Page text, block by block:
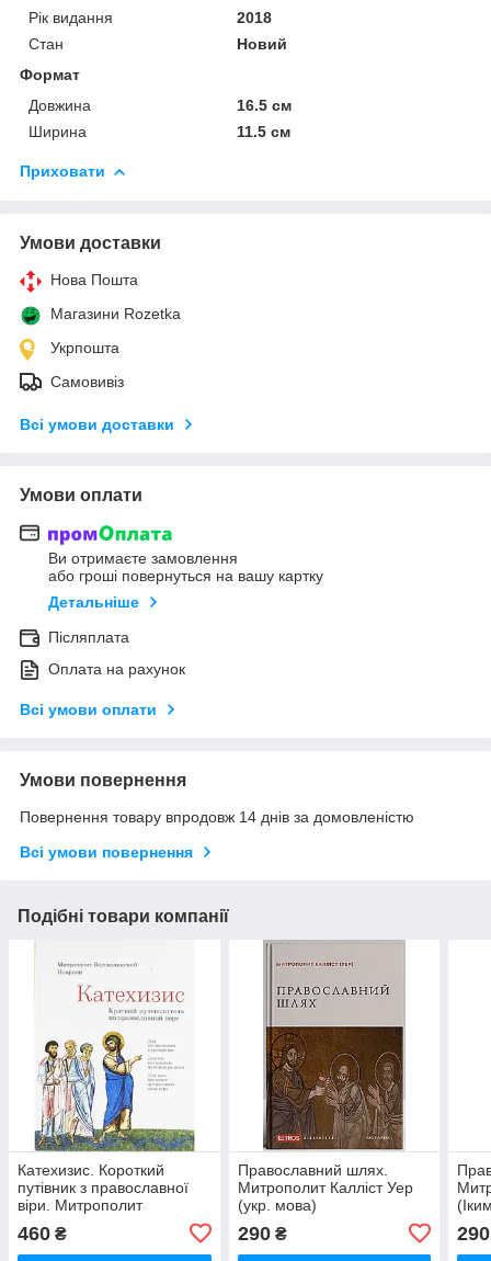
Рік видання
2018
Стан
Новий
Формат
Довжина
16.5 см
Ширина
11.5 см
Приховати
Умови доставки
Нова Пошта
Магазини Rozetka
Укрпошта
Самовивіз
Всі умови доставки
Умови оплати
Ви отримаєте замовлення
або гроші повернуться на вашу картку
Детальніше
Післяплата
Оплата на рахунок
Всі умови оплати
Умови повернення
Повернення товару впродовж 14 днів за домовленістю
Всі умови повернення
Подібні товари компанії
Катехизис. Короткий
путівник з православної
віри. Митрополит
Волоколамський Іларіон
(Алфєєв)
460 ₴
Православний шлях.
Митрополит Калліст Уер
(укр. мова)
290₴ 290